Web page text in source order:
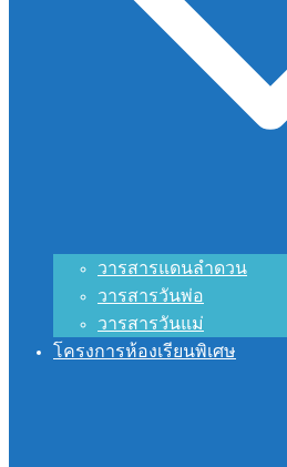
วารสารแดนลำดวน
วารสารวันพ่อ
วารสารวันแม่
โครงการห้องเรียนพิเศษ